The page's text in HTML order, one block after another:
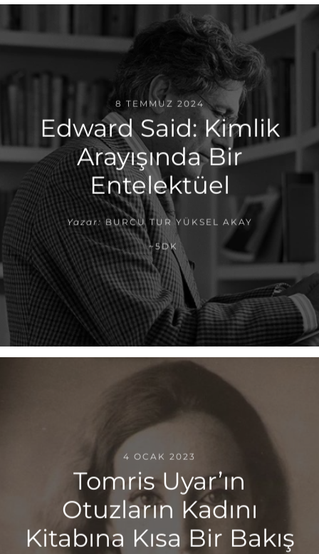
8 TEMMUZ 2024
Edward Said: Kimlik
Arayışında Bir
Entelektüel
Yazar: BURCU TUR YÜKSEL AKAY
~5DK
4 OCAK 2023
Tomris Uyar’ın
Otuzların Kadını
Kitabına Kısa Bir Bakış